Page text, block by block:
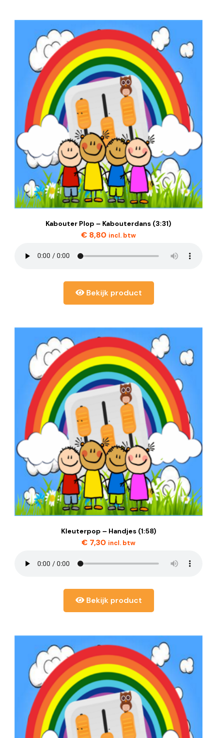
Kabouter Plop – Kabouterdans (3:31)
€ 8,80 incl. btw
Bekijk product
Kleuterpop – Handjes (1:58)
€ 7,30 incl. btw
Bekijk product